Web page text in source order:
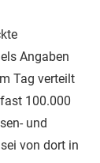
Angaben
Tag verteilt
100.000
und
von dort in